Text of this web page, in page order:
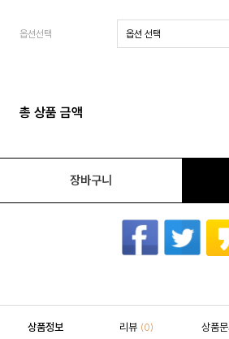
옵션선택
총 상품 금액
장바구니
상품정보 리뷰 (0) 상품